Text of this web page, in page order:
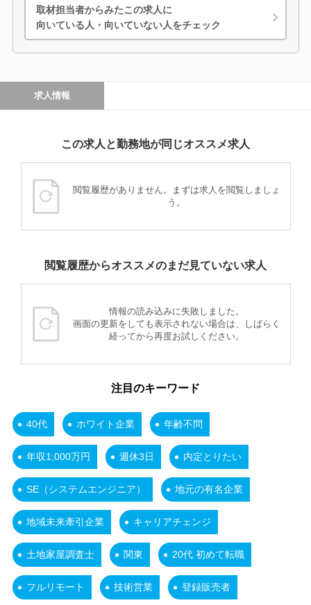
取材担当者からみたこの求人に
向いている人・向いていない人をチェック
求人情報
この求人と勤務地が同じオススメ求人
閲覧履歴がありません。まずは求人を閲覧しましょ
う。
閲覧履歴からオススメのまだ見ていない求人
情報の読み込みに失敗しました。
画面の更新をしても表示されない場合は、しばらく
経ってから再度お試しください。
注目のキーワード
40代 ホワイト企業 年齢不問
年収1,000万円 週休3日 内定とりたい
SE（システムエンジニア） 地元の有名企業
地域未来牽引企業 キャリアチェンジ
土地家屋調査士 関東 20代 初めて転職
フルリモート 技術営業 登録販売者